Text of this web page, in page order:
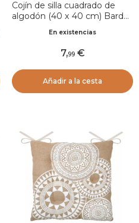
Cojín de silla cuadrado de
algodón (40 x 40 cm) Bardot
En existencias
7,99
Añadir a la cesta